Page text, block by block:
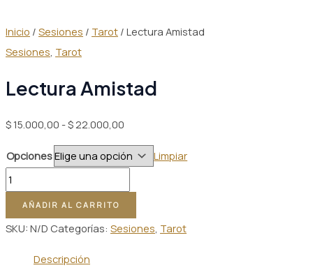
Inicio / Sesiones / Tarot / Lectura Amistad
Sesiones, Tarot
Lectura Amistad
$15.000,00 -$ 22.000,00
de
precios:
hasta
Opciones
Limpiar
Lectura
Amistad
cantidad
AÑADIR AL CARRITO
SKU: N/D Categorías: Sesiones, Tarot
Descripción